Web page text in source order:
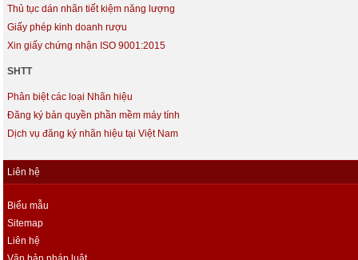
Thủ tục dán nhãn tiết kiệm năng lượng
Giấy phép kinh doanh rượu
Xin giấy chứng nhận ISO 9001:2015
SHTT
Phân biệt các loại Nhãn hiệu
Đăng ký bản quyền phần mềm máy tính
Dịch vụ đăng ký nhãn hiệu tại Việt Nam
Liên hệ
Biểu mẫu
Sitemap
Liên hệ